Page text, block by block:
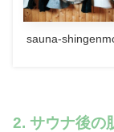
sauna-
2. サウナ後の